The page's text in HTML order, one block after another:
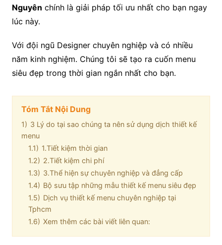
Nguyên chính là giải pháp tối ưu nhất cho bạn ngay
lúc này.
Với đội ngũ Designer chuyên nghiệp và có nhiều
năm kinh nghiệm. Chúng tôi sẽ tạo ra cuốn menu
siêu đẹp trong thời gian ngắn nhất cho bạn.
Tóm Tắt Nội Dung
1) 3 Lý do tại sao chúng ta nên sử dụng dịch thiết kế
menu
1.1) 1.Tiết kiệm thời gian
1.2) 2.Tiết kiệm chi phí
1.3) 3.Thể hiện sự chuyên nghiệp và đẳng cấp
1.4) Bộ sưu tập những mẫu thiết kế menu siêu đẹp
1.5) Dịch vụ thiết kế menu chuyên nghiệp tại
Tphcm
1.6) Xem thêm các bài viết liên quan: